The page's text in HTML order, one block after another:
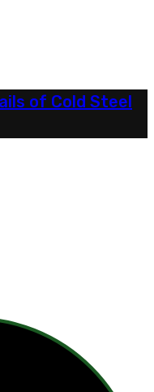
of Cold Steel